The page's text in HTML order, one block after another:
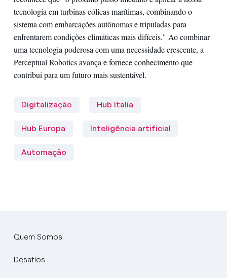
tecnologia em turbinas eólicas marítimas, combinando o
sistema com embarcações autônomas e tripuladas para
enfrentarem condições climáticas mais difíceis." Ao combinar
uma tecnologia poderosa com uma necessidade crescente, a
Perceptual Robotics avança e fornece conhecimento que
contribui para um futuro mais sustentável.
Digitalização Hub Italia
Hub Europa Inteligência artificial
Automação
Quem Somos
Desafios